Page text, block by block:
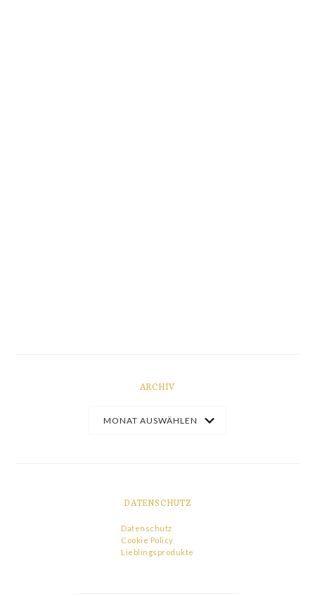
ARCHIV
DATENSCHUTZ
Datenschutz
Cookie Policy
Lieblingsprodukte